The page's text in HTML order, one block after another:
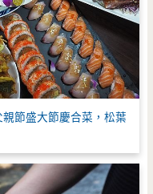
節盛大節慶合菜，松葉